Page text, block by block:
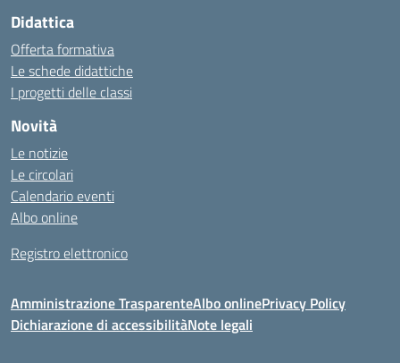
Didattica
Offerta formativa
Le schede didattiche
I progetti delle classi
Novità
Le notizie
Le circolari
Calendario eventi
Albo online
Registro elettronico
Amministrazione TrasparenteAlbo onlinePrivacy Policy
Dichiarazione di accessibilitàNote legali